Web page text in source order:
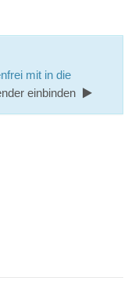
mit in die
einbinden